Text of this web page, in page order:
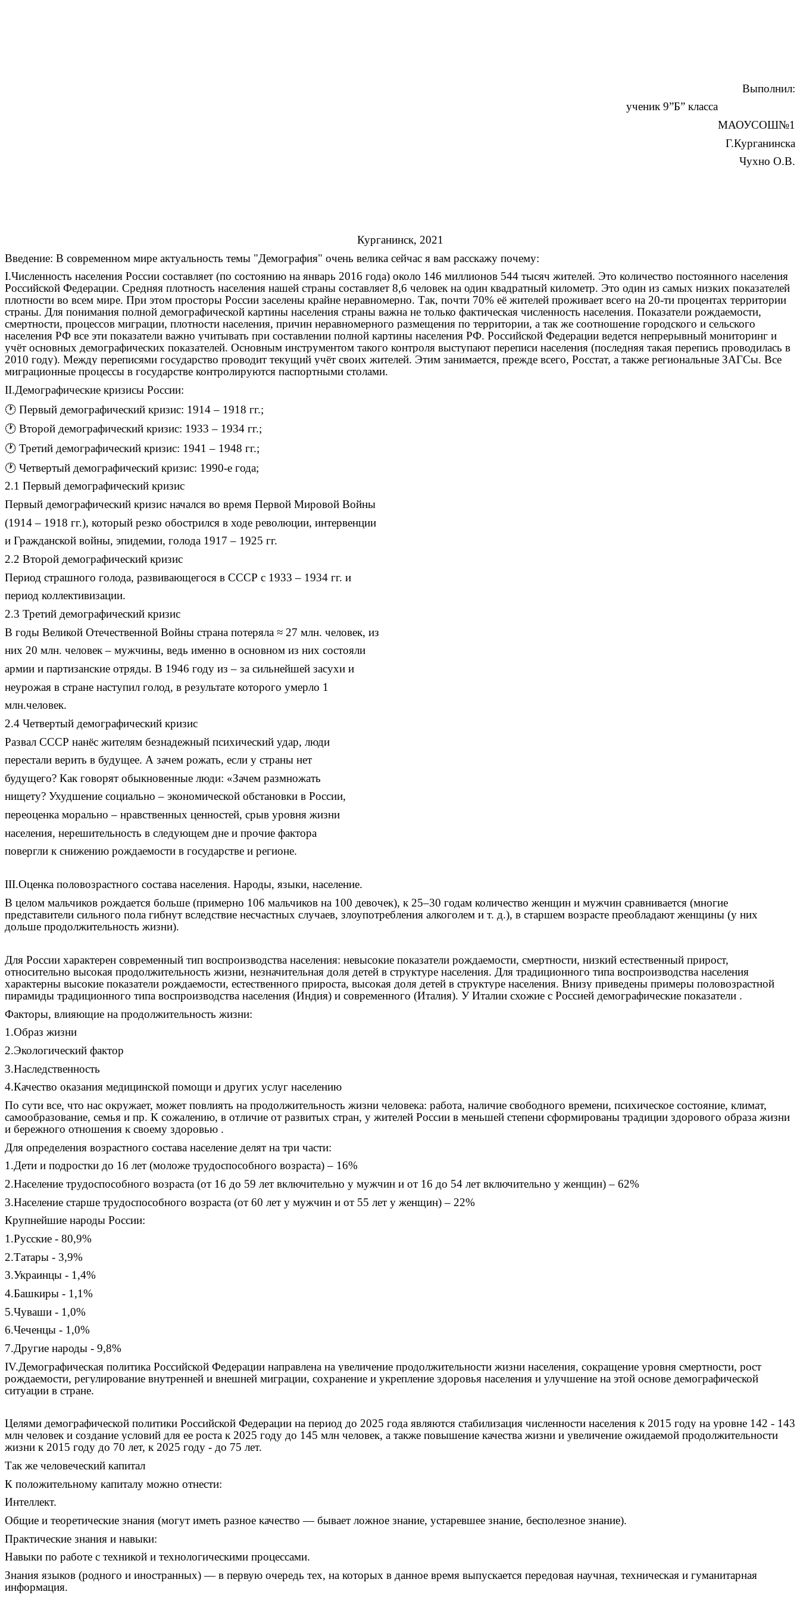
Выполнил:
ученик 9”Б” класса
МАОУСОШ№1
Г.Курганинска
Чухно О.В.
Курганинск, 2021
Введение: В современном мире актуальность темы "Демография" очень велика сейчас я вам расскажу почему:
I.Численность населения России составляет (по состоянию на январь 2016 года) около 146 миллионов 544 тысяч жителей. Это количество постоянного населения
Российской Федерации. Средняя плотность населения нашей страны составляет 8,6 человек на один квадратный километр. Это один из самых низких показателей
плотности во всем мире. При этом просторы России заселены крайне неравномерно. Так, почти 70% её жителей проживает всего на 20-ти процентах территории
страны. Для понимания полной демографической картины населения страны важна не только фактическая численность населения. Показатели рождаемости,
смертности, процессов миграции, плотности населения, причин неравномерного размещения по территории, а так же соотношение городского и сельского
населения РФ все эти показатели важно учитывать при составлении полной картины населения РФ. Российской Федерации ведется непрерывный мониторинг и
учёт основных демографических показателей. Основным инструментом такого контроля выступают переписи населения (последняя такая перепись проводилась в
2010 году). Между переписями государство проводит текущий учёт своих жителей. Этим занимается, прежде всего, Росстат, а также региональные ЗАГСы. Все
миграционные процессы в государстве контролируются паспортными столами.
II.Демографические кризисы России:
🕐 Первый демографический кризис: 1914 – 1918 гг.;
🕐 Второй демографический кризис: 1933 – 1934 гг.;
🕐 Третий демографический кризис: 1941 – 1948 гг.;
🕐 Четвертый демографический кризис: 1990-е года;
2.1 Первый демографический кризис
Первый демографический кризис начался во время Первой Мировой Войны
(1914 – 1918 гг.), который резко обострился в ходе революции, интервенции
и Гражданской войны, эпидемии, голода 1917 – 1925 гг.
2.2 Второй демографический кризис
Период страшного голода, развивающегося в СССР с 1933 – 1934 гг. и
период коллективизации.
2.3 Третий демографический кризис
В годы Великой Отечественной Войны страна потеряла ≈ 27 млн. человек, из
них 20 млн. человек – мужчины, ведь именно в основном из них состояли
армии и партизанские отряды. В 1946 году из – за сильнейшей засухи и
неурожая в стране наступил голод, в результате которого умерло 1
млн.человек.
2.4 Четвертый демографический кризис
Развал СССР нанёс жителям безнадежный психический удар, люди
перестали верить в будущее. А зачем рожать, если у страны нет
будущего? Как говорят обыкновенные люди: «Зачем размножать
нищету? Ухудшение социально – экономической обстановки в России,
переоценка морально – нравственных ценностей, срыв уровня жизни
населения, нерешительность в следующем дне и прочие фактора
повергли к снижению рождаемости в государстве и регионе.
III.Оценка половозрастного состава населения. Народы, языки, население.
В целом мальчиков рождается больше (примерно 106 мальчиков на 100 девочек), к 25–30 годам количество женщин и мужчин сравнивается (многие
представители сильного пола гибнут вследствие несчастных случаев, злоупотребления алкоголем и т. д.), в старшем возрасте преобладают женщины (у них
дольше продолжительность жизни).
Для России характерен современный тип воспроизводства населения: невысокие показатели рождаемости, смертности, низкий естественный прирост,
относительно высокая продолжительность жизни, незначительная доля детей в структуре населения. Для традиционного типа воспроизводства населения
характерны высокие показатели рождаемости, естественного прироста, высокая доля детей в структуре населения. Внизу приведены примеры половозрастной
пирамиды традиционного типа воспроизводства населения (Индия) и современного (Италия). У Италии схожие с Россией демографические показатели .
Факторы, влияющие на продолжительность жизни:
1.Образ жизни
2.Экологический фактор
3.Наследственность
4.Качество оказания медицинской помощи и других услуг населению
По сути все, что нас окружает, может повлиять на продолжительность жизни человека: работа, наличие свободного времени, психическое состояние, климат,
самообразование, семья и пр. К сожалению, в отличие от развитых стран, у жителей России в меньшей степени сформированы традиции здорового образа жизни
и бережного отношения к своему здоровью .
Для определения возрастного состава население делят на три части:
1.Дети и подростки до 16 лет (моложе трудоспособного возраста) – 16%
2.Население трудоспособного возраста (от 16 до 59 лет включительно у мужчин и от 16 до 54 лет включительно у женщин) – 62%
3.Население старше трудоспособного возраста (от 60 лет у мужчин и от 55 лет у женщин) – 22%
Крупнейшие народы России:
1.Русские - 80,9%
2.Татары - 3,9%
3.Украинцы - 1,4%
4.Башкиры - 1,1%
5.Чуваши - 1,0%
6.Чеченцы - 1,0%
7.Другие народы - 9,8%
IV.Демографическая политика Российской Федерации направлена на увеличение продолжительности жизни населения, сокращение уровня смертности, рост
рождаемости, регулирование внутренней и внешней миграции, сохранение и укрепление здоровья населения и улучшение на этой основе демографической
ситуации в стране.
Целями демографической политики Российской Федерации на период до 2025 года являются стабилизация численности населения к 2015 году на уровне 142 - 143
млн человек и создание условий для ее роста к 2025 году до 145 млн человек, а также повышение качества жизни и увеличение ожидаемой продолжительности
жизни к 2015 году до 70 лет, к 2025 году - до 75 лет.
Так же человеческий капитал
К положительному капиталу можно отнести:
Интеллект.
Общие и теоретические знания (могут иметь разное качество — бывает ложное знание, устаревшее знание, бесполезное знание).
Практические знания и навыки:
Навыки по работе с техникой и технологическими процессами.
Знания языков (родного и иностранных) — в первую очередь тех, на которых в данное время выпускается передовая научная, техническая и гуманитарная
информация.